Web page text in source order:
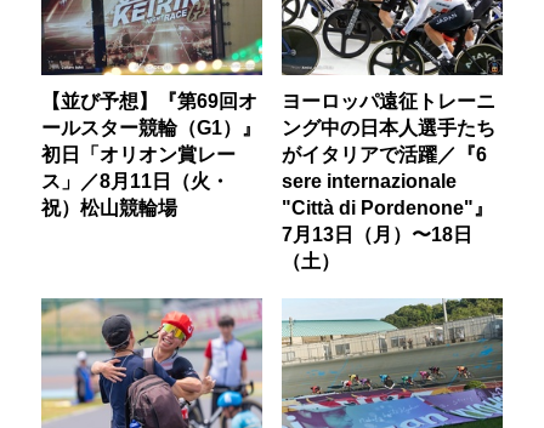
【並び予想】『第69回オ
ールスター競輪（G1）』
初日「オリオン賞レー
ス」／8月11日（火・
祝）松山競輪場
ヨーロッパ遠征トレーニ
ング中の日本人選手たち
がイタリアで活躍／『6
sere internazionale
"Città di Pordenone"』
7月13日（月）〜18日
（土）